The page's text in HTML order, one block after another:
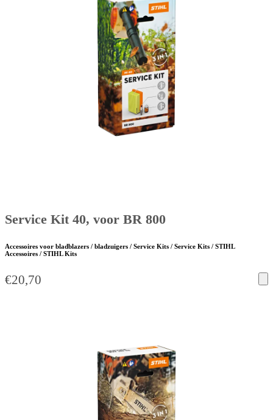
Service Kit 40, voor BR 800
Accessoires voor bladblazers / bladzuigers / Service Kits / Service Kits / STIHL
Accessoires / STIHL Kits
€20,70